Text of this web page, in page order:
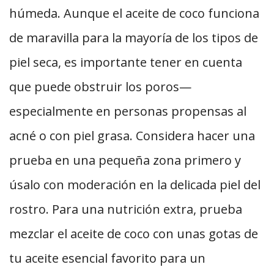
húmeda. Aunque el aceite de coco funciona
de maravilla para la mayoría de los tipos de
piel seca, es importante tener en cuenta
que puede obstruir los poros—
especialmente en personas propensas al
acné o con piel grasa. Considera hacer una
prueba en una pequeña zona primero y
úsalo con moderación en la delicada piel del
rostro. Para una nutrición extra, prueba
mezclar el aceite de coco con unas gotas de
tu aceite esencial favorito para un